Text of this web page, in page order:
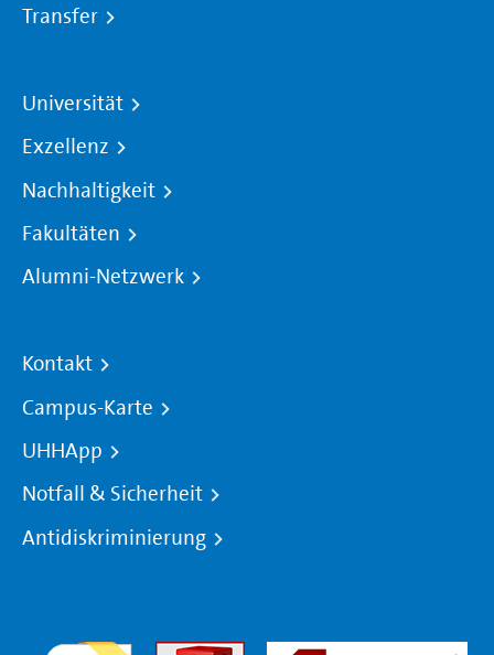
Transfer
Universität
Exzellenz
Nachhaltigkeit
Fakultäten
Alumni-Netzwerk
Kontakt
Campus-Karte
UHHApp
Notfall & Sicherheit
Antidiskriminierung